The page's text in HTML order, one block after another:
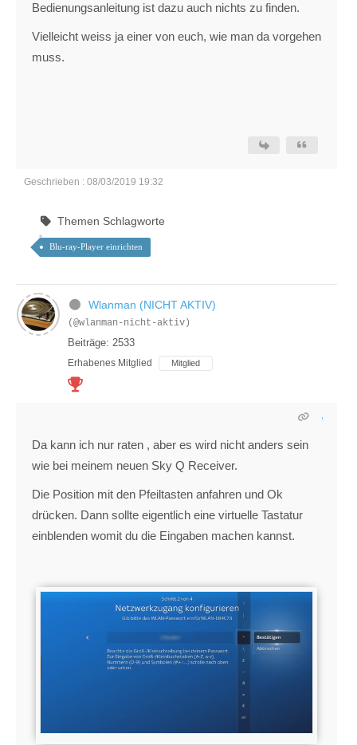
Bedienungsanleitung ist dazu auch nichts zu finden.
Vielleicht weiss ja einer von euch, wie man da vorgehen
muss.
Geschrieben : 08/03/2019 19:32
Themen Schlagworte
Blu-ray-Player einrichten
Wlanman (NICHT AKTIV)
(@wlanman-nicht-aktiv)
Beiträge: 2533
Erhabenes Mitglied Mitglied
Da kann ich nur raten , aber es wird nicht anders sein
wie bei meinem neuen Sky Q Receiver.
Die Position mit den Pfeiltasten anfahren und Ok
drücken. Dann sollte eigentlich eine virtuelle Tastatur
einblenden womit du die Eingaben machen kannst.